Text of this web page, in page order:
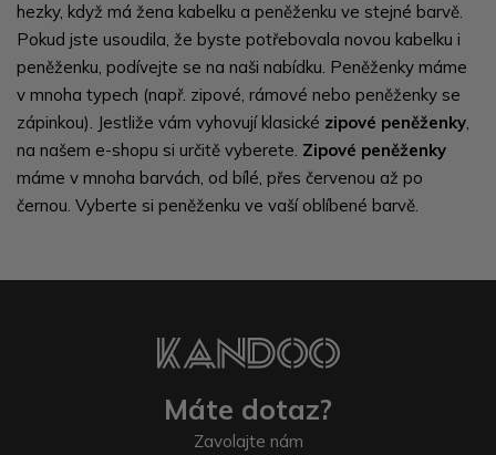
hezky, když má žena kabelku a peněženku ve stejné barvě.
Pokud jste usoudila, že byste potřebovala novou kabelku i
peněženku, podívejte se na naši nabídku. Peněženky máme
v mnoha typech (např. zipové, rámové nebo peněženky se
zápinkou). Jestliže vám vyhovují klasické zipové peněženky,
na našem e-shopu si určitě vyberete. Zipové peněženky
máme v mnoha barvách, od bílé, přes červenou až po
černou. Vyberte si peněženku ve vaší oblíbené barvě.
Máte dotaz?
Zavolajte nám